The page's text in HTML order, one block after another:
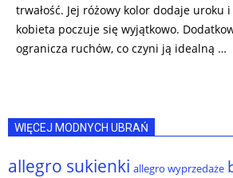
trwałość. Jej różowy kolor dodaje uroku
kobieta poczuje się wyjątkowo.
ogranicza ruchów, co czyni ją idealną …
WIĘCEJ MODNYCH UBRAŃ
allegro sukienki allegro wyprzedaże